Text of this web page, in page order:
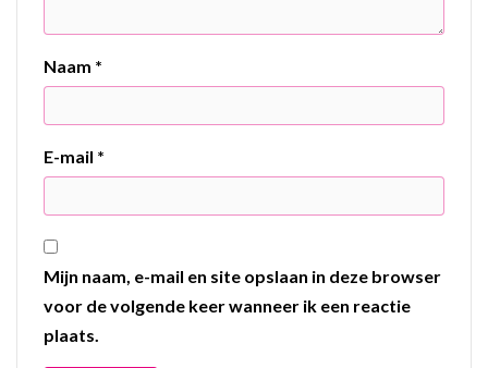
Naam *
E-mail *
Mijn naam, e-mail en site opslaan in deze browser
voor de volgende keer wanneer ik een reactie
plaats.